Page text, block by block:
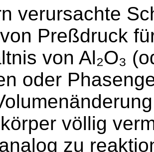
verursachte
Preßdruck
von Al₂O₃
oder
völlig
zu